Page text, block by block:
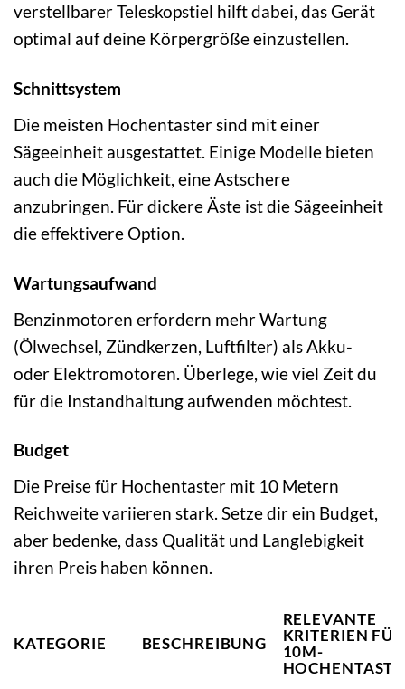
verstellbarer Teleskopstiel hilft dabei, das Gerät
optimal auf deine Körpergröße einzustellen.
Schnittsystem
Die meisten Hochentaster sind mit einer
Sägeeinheit ausgestattet. Einige Modelle bieten
auch die Möglichkeit, eine Astschere
anzubringen. Für dickere Äste ist die Sägeeinheit
die effektivere Option.
Wartungsaufwand
Benzinmotoren erfordern mehr Wartung
(Ölwechsel, Zündkerzen, Luftfilter) als Akku-
oder Elektromotoren. Überlege, wie viel Zeit du
für die Instandhaltung aufwenden möchtest.
Budget
Die Preise für Hochentaster mit 10 Metern
Reichweite variieren stark. Setze dir ein Budget,
aber bedenke, dass Qualität und Langlebigkeit
ihren Preis haben können.
KATEGORIE BESCHREIBUNG
RELEVANTE
KRITERIEN FÜR
10M-